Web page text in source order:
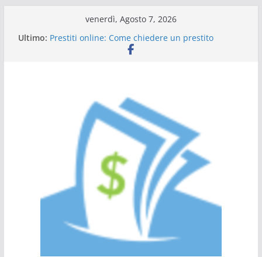
venerdì, Agosto 7, 2026
Ultimo: Prestiti online: Come chiedere un prestito
Tutto ciò che dovete sapere sulle carte di credito